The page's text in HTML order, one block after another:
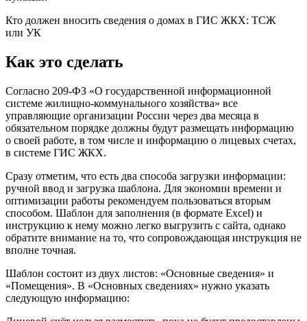
Кто должен вносить сведения о домах в ГИС ЖКХ: ТСЖ
или УК
Как это сделать
Согласно 209-ФЗ «О государственной информационной
системе жилищно-коммунального хозяйства» все
управляющие организации России через два месяца в
обязательном порядке должны будут размещать информацию
о своей работе, в том числе и информацию о лицевых счетах,
в системе ГИС ЖКХ.
Сразу отметим, что есть два способа загрузки информации:
ручной ввод и загрузка шаблона. Для экономии времени и
оптимизации работы рекомендуем пользоваться вторым
способом. Шаблон для заполнения (в формате Excel) и
инструкцию к нему можно легко выгрузить с сайта, однако
обратите внимание на то, что сопровождающая инструкция не
вполне точная.
Шаблон состоит из двух листов: «Основные сведения» и
«Помещения». В «Основных сведениях» нужно указать
следующую информацию: